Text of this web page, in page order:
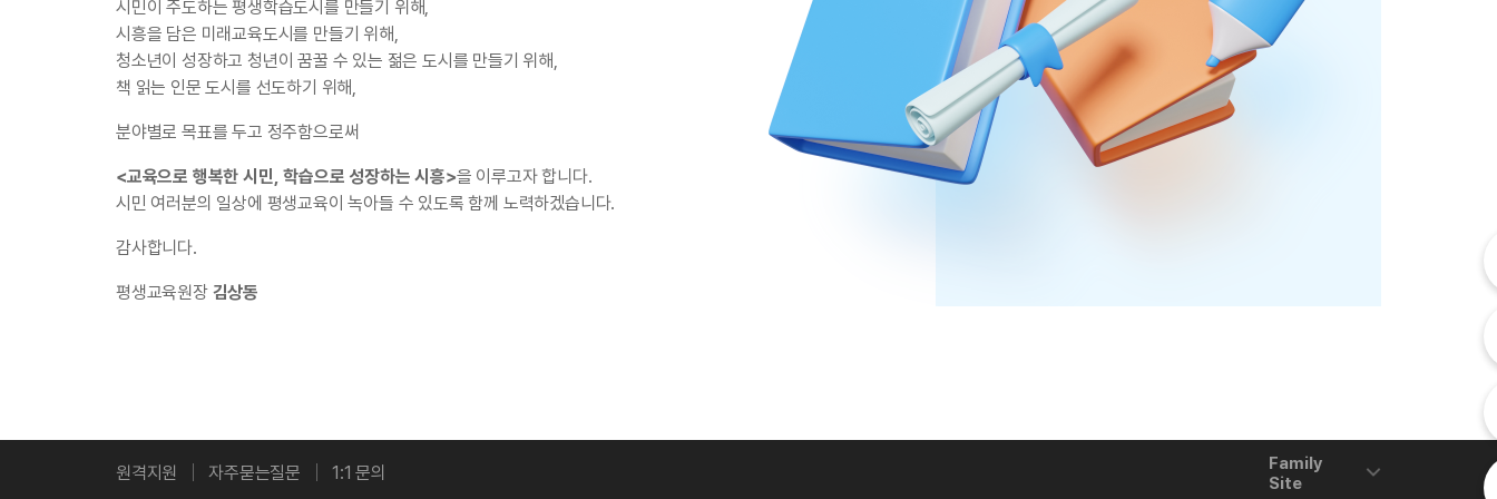
시민이 주도하는 평생학습도시를 만들기 위해,
시흥을 담은 미래교육도시를 만들기 위해,
청소년이 성장하고 청년이 꿈꿀 수 있는 젊은 도시를 만들기 위해,
책 읽는 인문 도시를 선도하기 위해,
분야별로 목표를 두고 정주함으로써
<교육으로 행복한 시민, 학습으로 성장하는 시흥>을 이루고자 합니다.
시민 여러분의 일상에 평생교육이 녹아들 수 있도록함께 노력하겠습니다.
감사합니다.
평생교육원장 김상동
원격지원 자주묻는질문 1:1 문의
Family
Site